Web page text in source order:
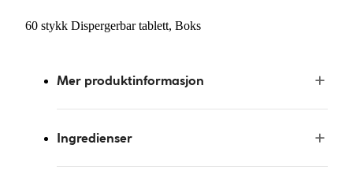
60 stykk Dispergerbar tablett, Boks
Mer produktinformasjon
Ingredienser